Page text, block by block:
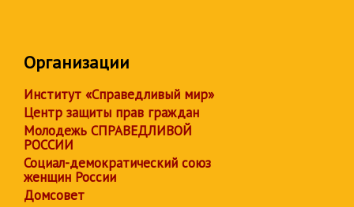
Организации
Институт «Справедливый мир»
Центр защиты прав граждан
Молодежь СПРАВЕДЛИВОЙ
РОССИИ
Социал-демократический союз
женщин России
Домсовет